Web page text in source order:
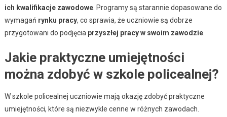
ich kwalifikacje zawodowe. Programy są starannie dopasowane do
wymagań rynku pracy, co sprawia, że uczniowie są dobrze
przygotowani do podjęcia przyszłej pracy w swoim zawodzie.
Jakie praktyczne umiejętności
można zdobyć w szkole policealnej?
W szkole policealnej uczniowie mają okazję zdobyć praktyczne
umiejętności, które są niezwykle cenne w różnych zawodach.